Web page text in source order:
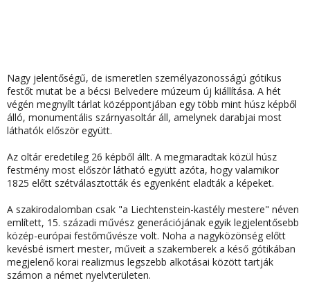
Nagy jelentőségű, de ismeretlen személyazonosságú gótikus
festőt mutat be a bécsi Belvedere múzeum új kiállítása. A hét
végén megnyílt tárlat középpontjában egytöbb mint húsz képből
álló, monumentális szárnyasoltár áll, amelynek darabjai most
láthatók először együtt.
Az oltár eredetileg 26 képből állt. A megmaradtak közül húsz
festmény most először látható együtt azóta, hogy valamikor
1825 előtt szétválasztották és egyenként eladták a képeket.
A szakirodalomban csak "a Liechtenstein-kastély mestere" néven
említett, 15. századi művész generációjának egyik legjelentősebb
közép-európai festőművésze volt. Noha a nagyközönség előtt
kevésbé ismert mester, műveit a szakemberek a késő gótikában
megjelenő korai realizmus legszebb alkotásai között tartják
számon a német nyelvterületen.